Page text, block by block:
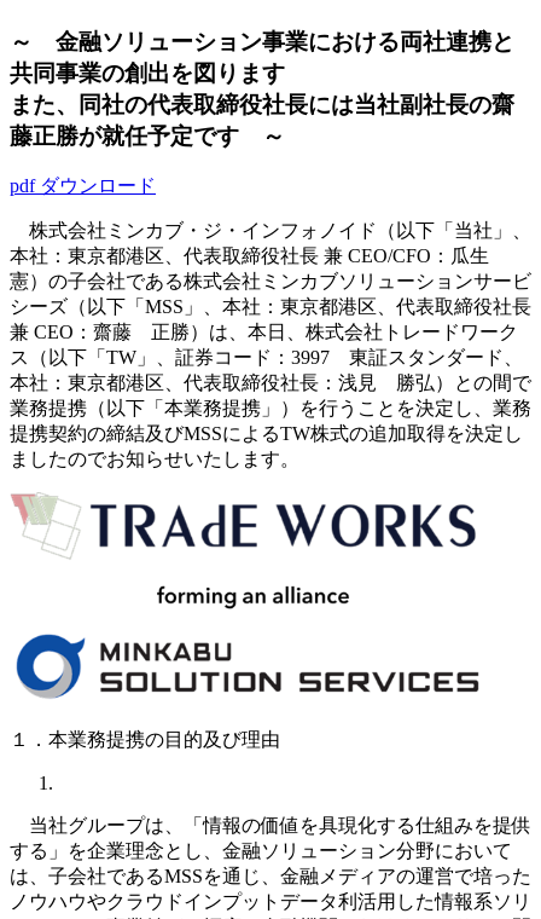
～ 金融ソリューション事業における両社連携と
共同事業の創出を図ります
また、同社の代表取締役社長には当社副社長の齋
藤正勝が就任予定です ～
pdf ダウンロード
株式会社ミンカブ・ジ・インフォノイド（以下「当社」、
本社：東京都港区、代表取締役社長 兼 CEO/CFO：瓜生
憲）の子会社である株式会社ミンカブソリューションサービ
シーズ（以下「MSS」、本社：東京都港区、代表取締役社長
兼 CEO：齋藤 正勝）は、本日、株式会社トレードワーク
ス（以下「TW」、証券コード：3997 東証スタンダード、
本社：東京都港区、代表取締役社長：浅見 勝弘）との間で
業務提携（以下「本業務提携」）を行うことを決定し、業務
提携契約の締結及びMSSによるTW株式の追加取得を決定し
ましたのでお知らせいたします。
１．本業務提携の目的及び理由
当社グループは、「情報の価値を具現化する仕組みを提供
する」を企業理念とし、金融ソリューション分野において
は、子会社であるMSSを通じ、金融メディアの運営で培った
ノウハウやクラウドインプットデータ利活用した情報系ソリ